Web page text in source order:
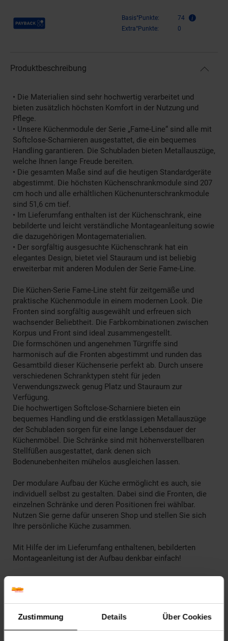
Zustimmung Details Über Cookies
Payback Punkte Basis°Punkte:
74
Extra°Punkte:
0
Produktbeschreibung
• Die Materialien sind sehr hochwertig verarbeitet und
bieten zusätzlich höchsten Komfort in der Nutzung und
Pflege.
• Unsere Küchenmodule der Serie „Fame-Line“ sind alle mit
Softclose-Scharnieren ausgestattet, die ein bequemes
Handling garantieren. Die Schubladen bieten Metallauszüge,
welche Ihnen lange Freude bereiten.
• Die gesamten Maße sind auf die heutigen Standardgeräte
abgestimmt. Die höchsten Küchenschrankmodule sind 207
cm hoch und alle erhältlichen Küchenunterschrankmodule
sind 51,6 cm tief.
• Im Lieferumfang enthalten ist der Küchenschrank, eine
bebilderte und leicht verständliche Montageanleitung sowie
die dazugehörigen Montagematerialien.
• Der sorgfältig ausgesuchte Küchenschrank hat ein
elegantes Design, bietet viel Stauraum und ist beliebig
erweiterbar mit anderen Modulen der Serie Fame-Line.
Die Küchen-Serie Fame-Line steht für zeitgemäße und
praktische Küchenmodule in einem modernen Look. Die
Fronten sind sorgfältig ausgewählt und erfreuen sich
wachsender Beliebtheit. Die Farbkombinationen zwischen
Korpus und Front sind ideal zusammengestellt.
Die formschönen und angenehmen Türgriffe sind
harmonisch auf die Fronten abgestimmt und runden das
Gesamtbild dieser Küchenserie perfekt ab. Durch unsere
verschiedenen Schranktypen steht für jeden
Verwendungszweck genug Platz und Stauraum zur
Verfügung.
Die hochwertigen Softclose-Scharniere bieten ein
bequemes Handling und die erstklassigen Metallauszüge
der Schubladen sorgen für eine lange Lebensdauer der
Küchenmöbel. Die Schränke sind mit höhenverstellbaren
Stellfüßen ausgestattet, dank denen sich
Bodenunebenheiten mühelos ausgleichen lassen.
Der modulare Aufbau der Küche ermöglicht es auch, sie
individuell selbst zu gestalten. Dabei sind die Fronten, die
einzelnen Schränke und deren Positionen frei wählbar.
Nutzen Sie gerne dafür unseren Shop und stellen Sie sich
Ihre persönliche Küche zusammen.
Mit Hilfe der im Lieferumfang enthaltenen, bebilderten
Montageanleitung ist der Aufbau denkbar einfach!
Technische Daten
Farben
Korpus: Goldkraft